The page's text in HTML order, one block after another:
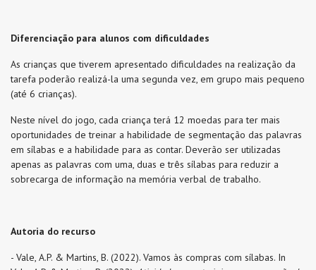
Diferenciação para alunos com dificuldades
As crianças que tiverem apresentado dificuldades na realização da
tarefa poderão realizá-la uma segunda vez, em grupo mais pequeno
(até 6 crianças).
Neste nível do jogo, cada criança terá 12 moedas para ter mais
oportunidades de treinar a habilidade de segmentação das palavras
em sílabas e a habilidade para as contar. Deverão ser utilizadas
apenas as palavras com uma, duas e três sílabas para reduzir a
sobrecarga de informação na memória verbal de trabalho.
Autoria do recurso
- Vale, A.P. & Martins, B. (2022). Vamos às compras com sílabas. In